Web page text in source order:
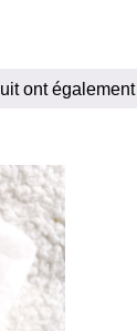
ont également